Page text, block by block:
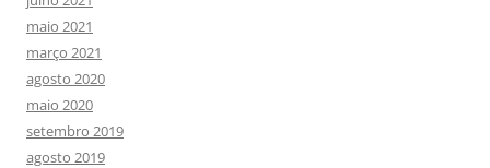
maio 2021
março 2021
agosto 2020
maio 2020
setembro 2019
agosto 2019